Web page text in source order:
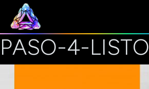
PASO-4-LISTO